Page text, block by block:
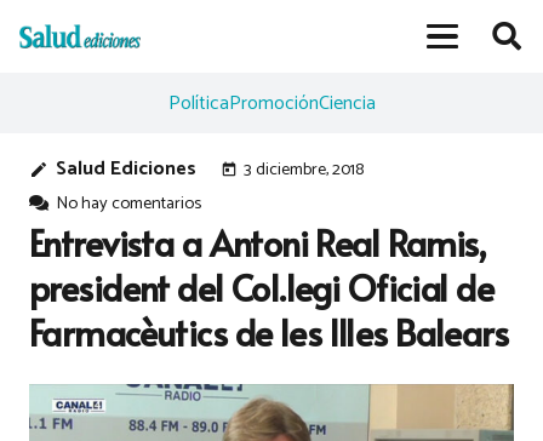
PolíticaPromociónCiencia
edit Salud Ediciones today 3 diciembre, 2018
No hay comentarios
Entrevista a Antoni Real Ramis,
president del Col.legi Oficial de
Farmacèutics de les Illes Balears